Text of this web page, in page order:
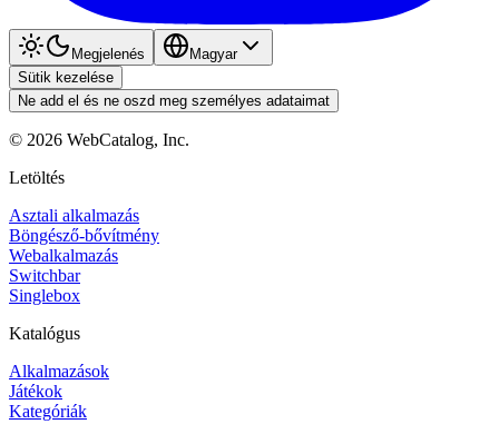
Megjelenés
Magyar
Sütik kezelése
Ne add el és ne oszd meg személyes adataimat
© 2026 WebCatalog, Inc.
Letöltés
Asztali alkalmazás
Böngésző-bővítmény
Webalkalmazás
Switchbar
Singlebox
Katalógus
Alkalmazások
Játékok
Kategóriák